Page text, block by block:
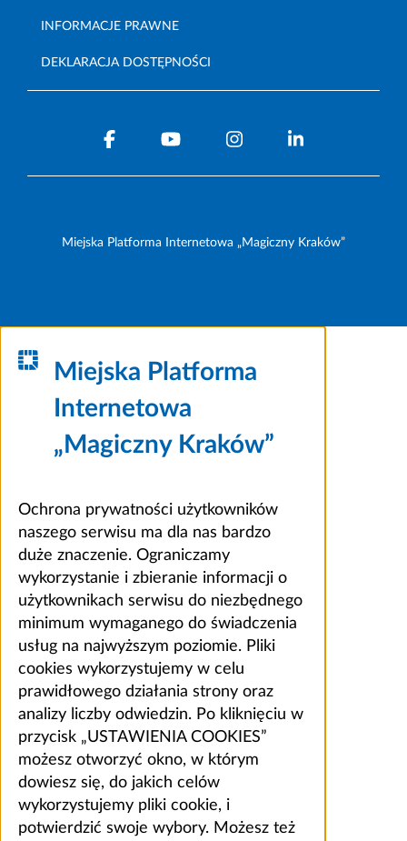
INFORMACJE PRAWNE
DEKLARACJA DOSTĘPNOŚCI
Miejska Platforma Internetowa „Magiczny Kraków”
Miejska Platforma
Internetowa
„Magiczny Kraków”
Ochrona prywatności użytkowników
naszego serwisu ma dla nas bardzo
duże znaczenie. Ograniczamy
wykorzystanie i zbieranie informacji o
użytkownikach serwisu do niezbędnego
minimum wymaganego do świadczenia
usług na najwyższym poziomie. Pliki
cookies wykorzystujemy w celu
prawidłowego działania strony oraz
analizy liczby odwiedzin. Po kliknięciu w
przycisk „USTAWIENIA COOKIES”
możesz otworzyć okno, w którym
dowiesz się, do jakich celów
wykorzystujemy pliki cookie, i
potwierdzić swoje wybory. Możesz też